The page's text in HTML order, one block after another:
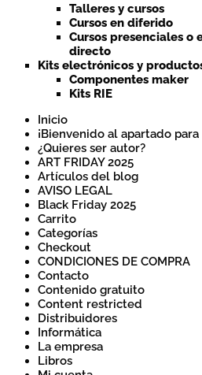
Talleres y cursos
Cursos en diferido
Cursos presenciales o
directo
Kits electrónicos y
Componentes maker
Kits RIE
Inicio
¡Bienvenido al apartado
¿Quieres ser autor?
ART FRIDAY 2025
Artículos del blog
AVISO LEGAL
Black Friday 2025
Carrito
Categorías
Checkout
CONDICIONES DE COMPRA
Contacto
Contenido gratuito
Content restricted
Distribuidores
Informática
La empresa
Libros